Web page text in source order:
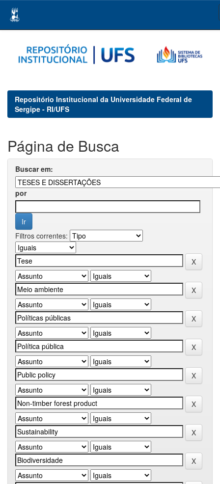
navigation
Repositório Institucional da Universidade Federal de
Sergipe - RI/UFS
Página de Busca
Buscar em:
por
Filtros correntes: